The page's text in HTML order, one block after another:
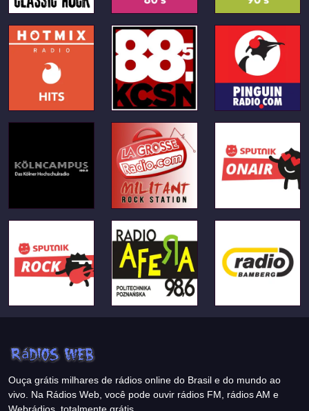
Ouça grátis milhares de rádios online do Brasil e do mundo ao
vivo. Na Rádios Web, você pode ouvir rádios FM, rádios AM e